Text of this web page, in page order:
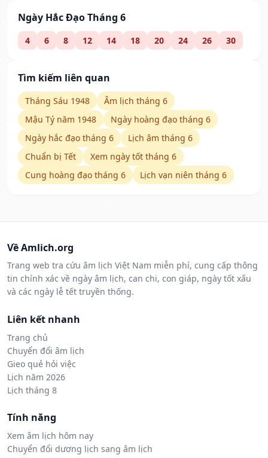
Ngày Hắc Đạo Tháng 6
4 6 8 12 14 18 20 24 26 30
Tìm kiếm liên quan
Tháng Sáu 1948
Âm lịch tháng 6
Mậu Tý năm 1948
Ngày hoàng đạo tháng 6
Ngày hắc đạo tháng 6
Lịch âm tháng 6
Chuẩn bị Tết
Xem ngày tốt tháng 6
Cung hoàng đạo tháng 6
Lịch vạn niên tháng 6
Về Amlich.org
Trang web tra cứu âm lịch Việt Nam miễn phí, cung cấp thông
tin chính xác về ngày âm lịch, can chi, con giáp, ngày tốt xấu
và các ngày lễ tết truyền thống.
Liên kết nhanh
Trang chủ
Chuyển đổi âm lịch
Gieo quẻ hỏi việc
Lịch năm 2026
Lịch tháng 8
Tính năng
Xem âm lịch hôm nay
Chuyển đổi dương lịch sang âm lịch